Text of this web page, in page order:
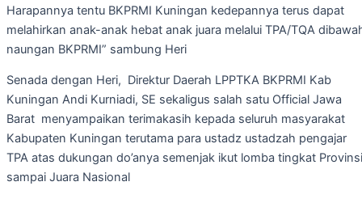
Harapannya tentu BKPRMI Kuningan kedepannya terus dapat
melahirkan anak-anak hebat anak juara melalui TPA/TQA
naungan BKPRMI” sambung Heri
Senada dengan Heri, Direktur Daerah LPPTKA BKPRMI Kab
Kuningan Andi Kurniadi, SE sekaligus salah satu Official Jawa
Barat menyampaikan terimakasih kepada seluruh masyarakat
Kabupaten Kuningan terutama para ustadz ustadzah pengajar
TPA atas dukungan do’anya semenjak ikut lomba tingkat Provinsi
sampai Juara Nasional